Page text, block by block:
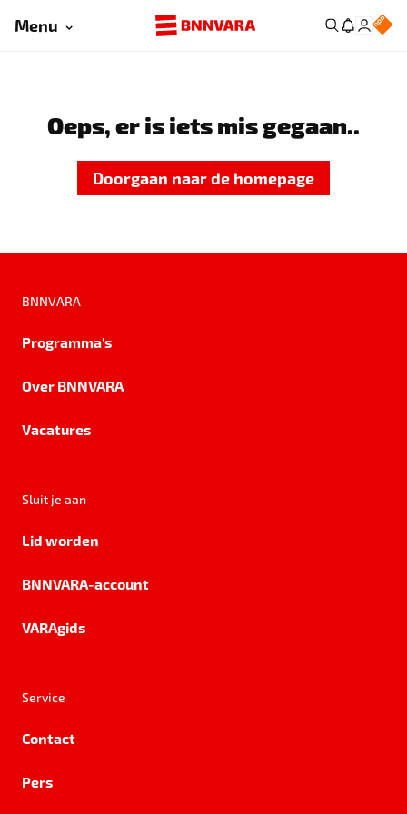
Menu
Oeps, er is iets mis gegaan..
Doorgaan naar de homepage
BNNVARA
Programma's
Over BNNVARA
Vacatures
Sluit je aan
Lid worden
BNNVARA-account
VARAgids
Service
Contact
Pers